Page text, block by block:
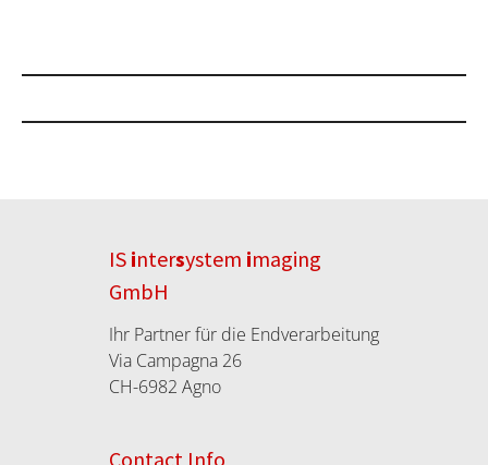
IS intersystem imaging
GmbH
Ihr Partner für die Endverarbeitung
Via Campagna 26
CH-6982 Agno
Contact Info